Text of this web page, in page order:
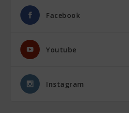
Facebook
Youtube
Instagram